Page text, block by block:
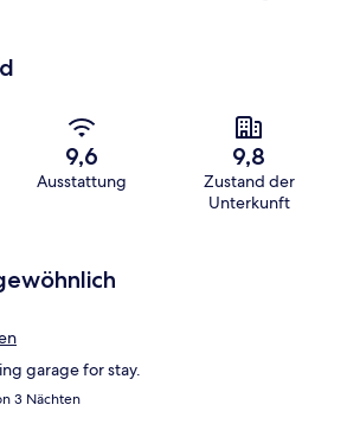
9,6
Ausstattung
9,8
Zustand der
Unterkunft
garage for stay.
3 Nächten